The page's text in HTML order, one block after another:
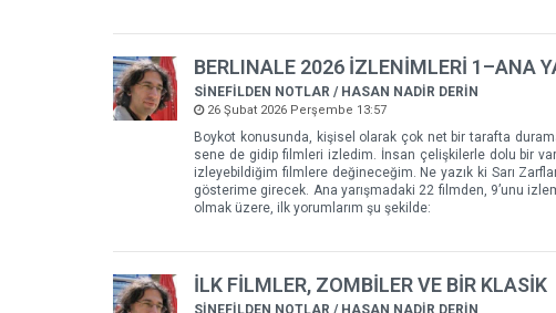
BERLINALE 2026 İZLENİMLERİ 1–ANA
SİNEFİLDEN NOTLAR / HASAN NADİR DERİN
26 Şubat 2026 Perşembe 13:57
Boykot konusunda, kişisel olarak çok net bir tarafta
sene de gidip filmleri izledim. İnsan çelişkilerle dolu bir
izleyebildiğim filmlere değineceğim. Ne yazık ki Sarı
gösterime girecek. Ana yarışmadaki 22 filmden, 9’unu
olmak üzere, ilk yorumlarım şu şekilde:
İLK FİLMLER, ZOMBİLER VE BİR KLASİK